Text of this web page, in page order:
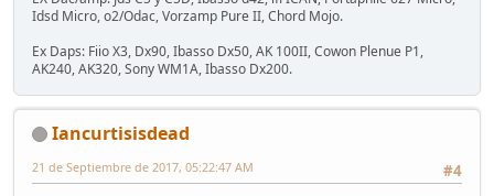
Idsd Micro, o2/Odac, Vorzamp Pure II, Chord Mojo.
Ex Daps: Fiio X3, Dx90, Ibasso Dx50, AK 100II, Cowon Plenue P1,
AK240, AK320, Sony WM1A, Ibasso Dx200.
Iancurtisisdead
#4
21 de Septiembre de 2017, 05:22:47 AM